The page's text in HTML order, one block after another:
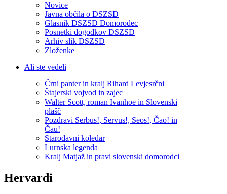
Novice
Javna občila o DSZSD
Glasnik DSZSD Domorodec
Posnetki dogodkov DSZSD
Arhiv slik DSZSD
Zloženke
Ali ste vedeli
Črni panter in kralj Rihard Levjesrčni
Štajerski vojvod in zajec
Walter Scott, roman Ivanhoe in Slovenski
plašč
Pozdravi Serbus!, Servus!, Seos!, Čao! in
Čau!
Starodavni koledar
Lurnska legenda
Kralj Matjaž in pravi slovenski domorodci
Hervardi